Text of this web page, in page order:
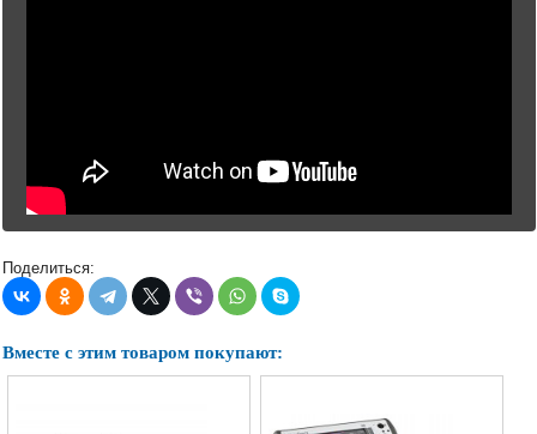
Поделиться:
Вместе с этим товаром покупают: